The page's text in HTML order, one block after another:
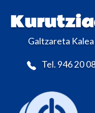
Galtzareta
Tel. 946 20